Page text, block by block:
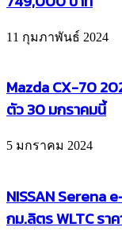
11 กุมภาพันธ์ 2024
Mazda CX-70
ตัว 30 มกราคมนี้
5 มกราคม 2024
NISSAN Serena
กม.ลิตร WLTC ร